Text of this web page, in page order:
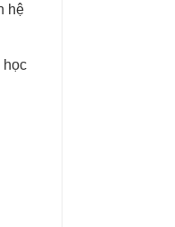
hệ
học